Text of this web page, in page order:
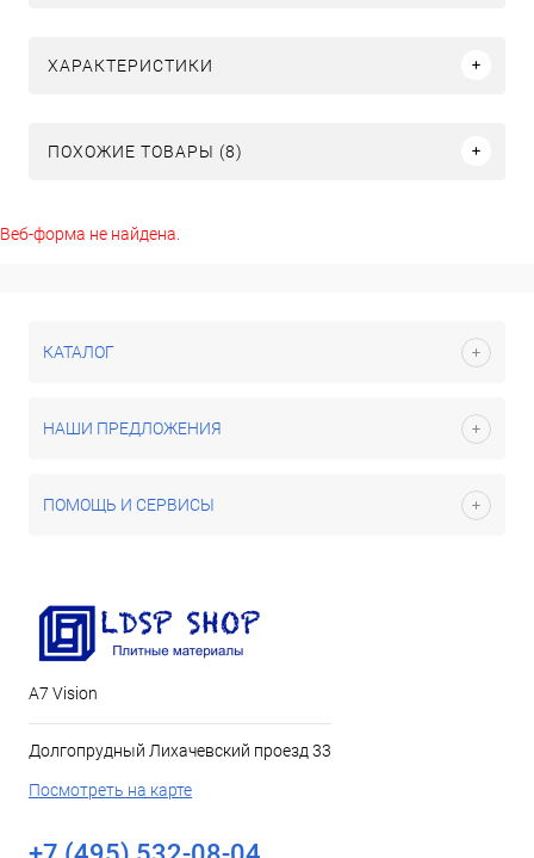
ХАРАКТЕРИСТИКИ
ПОХОЖИЕ ТОВАРЫ (8)
Веб-форма не найдена.
КАТАЛОГ
НАШИ ПРЕДЛОЖЕНИЯ
ПОМОЩЬ И СЕРВИСЫ
А7 Vision
Долгопрудный Лихачевский проезд 33
Посмотреть на карте